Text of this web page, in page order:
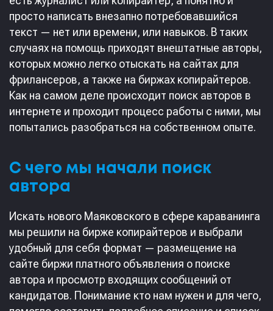
просто написать внезапно потребовавшийся
текст — нет или времени, или навыков. В таких
случаях на помощь приходят внештатные авторы,
которых можно легко отыскать на сайтах для
фрилансеров, а также на биржах копирайтеров.
Как на самом деле происходит поиск авторов в
интернете и проходит процесс работы с ними, мы
попытались разобраться на собственном опыте.
С чего мы начали поиск
автора
Искать нового Маяковского в сфере караванинга
мы решили на бирже копирайтеров и выбрали
удобный для себя формат — размещение на
сайте биржи платного объявления о поиске
автора и просмотр входящих сообщений от
кандидатов. Понимание кто нам нужен и для чего,